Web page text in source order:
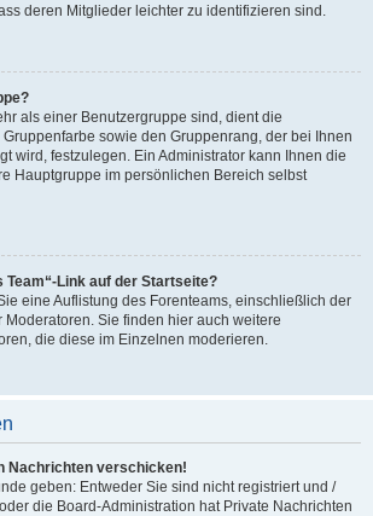
deren Mitglieder leichter zu identifizieren sind.
als einer Benutzergruppe sind, dient die
sowie den Gruppenrang, der bei Ihnen
wird, festzulegen. Ein Administrator kann Ihnen die
Hauptgruppe im persönlichen Bereich selbst
Team“-Link auf der Startseite?
eine Auflistung des Forenteams, einschließlich der
Sie finden hier auch weitere
die diese im Einzelnen moderieren.
Nachrichten verschicken!
geben: Entweder Sie sind nicht registriert und /
die Board-Administration hat Private Nachrichten